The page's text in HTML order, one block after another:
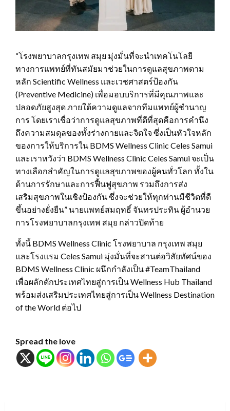
“โรงพยาบาลกรุงเทพ สมุย มุ่งมั่นที่จะนำเทคโนโลยี
ทางการแพทย์ที่ทันสมัยมาช่วยในการดูแลสุขภาพตาม
หลัก Scientific Wellness และเวชศาสตร์ป้องกัน
(Preventive Medicine) เพื่อมอบบริการที่มีคุณภาพและ
ปลอดภัยสูงสุด ภายใต้ความดูแลจากทีมแพทย์ผู้ชำนาญ
การ โดยเราเชื่อว่าการดูแลสุขภาพที่ดีที่สุดคือการคำนึง
ถึงความสมดุลของทั้งร่างกายและจิตใจ ซึ่งเป็นหัวใจหลัก
ของการให้บริการใน BDMS Wellness Clinic Celes Samui
และเราหวังว่า BDMS Wellness Clinic Celes Samui จะเป็น
ทางเลือกสำคัญในการดูแลสุขภาพของผู้คนทั่วโลก ทั้งใน
ด้านการรักษาและการฟื้นฟูสุขภาพ รวมถึงการส่ง
เสริมสุขภาพในเชิงป้องกัน ซึ่งจะช่วยให้ทุกท่านมีชีวิตที่ดี
ขึ้นอย่างยั่งยืน” นายแพทย์สมฤทธิ์ จันทรประทิน ผู้อำนวย
การโรงพยาบาลกรุงเทพ สมุย กล่าวปิดท้าย
ทั้งนี้ BDMS Wellness Clinic โรงพยาบาล กรุงเทพ สมุย
และโรงแรม Celes Samui มุ่งมั่นที่จะสานต่อวิสัยทัศน์ของ
BDMS Wellness Clinic ผนึกกำลังเป็น #TeamThailand
เพื่อผลักดักประเทศไทยสู่การเป็น Wellness Hub Thailand
พร้อมส่งเสริมประเทศไทยสู่การเป็น Wellness Destination
of the World ต่อไป
Spread the love